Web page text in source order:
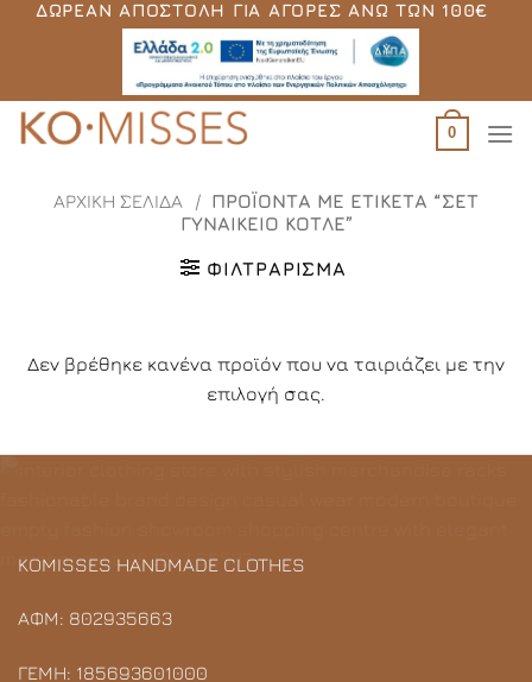
Μετάβαση
ΔΩΡΕΆΝ ΑΠΟΣΤΟΛΉ ΓΙΑ ΑΓΟΡΈΣ ΆΝΩ ΤΩΝ 100€
0
ΑΡΧΙΚΉ ΣΕΛΊΔΑ / ΠΡΟΪΌΝΤΑ ΜΕ ΕΤΙΚΈΤΑ “ΣΕΤ
ΓΥΝΑΙΚΕΊΟ ΚΟΤΛΈ”
ΦΙΛΤΡΆΡΙΣΜΑ
Δεν βρέθηκε κανένα προϊόν που να ταιριάζει με την
επιλογή σας.
KOMISSES HANDMADE CLOTHES
ΑΦΜ: 802935663
ΓΕΜΗ: 185693601000